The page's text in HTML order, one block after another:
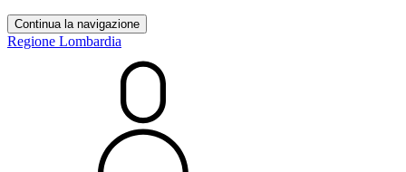
Continua la navigazione
Regione Lombardia